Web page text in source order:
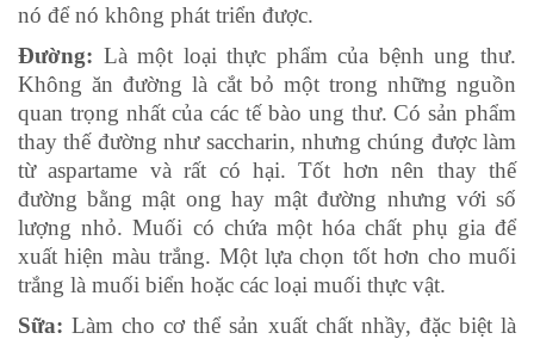
nó để nó không phát triển được.
Đường: Là một loại thực phẩm của bệnh ung thư.
Không ăn đường là cắt bỏ một trong những nguồn
quan trọng nhất của các tế bào ung thư. Có sản phẩm
thay thế đường như saccharin, nhưng chúng được làm
từ aspartame và rất có hại. Tốt hơn nên thay thế
đường bằng mật ong hay mật đường nhưng với số
lượng nhỏ. Muối có chứa một hóa chất phụ gia để
xuất hiện màu trắng. Một lựa chọn tốt hơn cho muối
trắng là muối biển hoặc các loại muối thực vật.
Sữa:Làm cho cơ thể sản xuất chất nhầy, đặc biệt là